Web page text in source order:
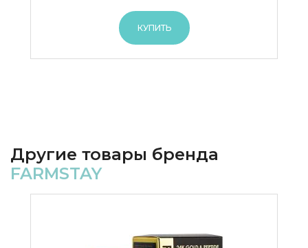
КУПИТЬ
Другие товары бренда
FARMSTAY